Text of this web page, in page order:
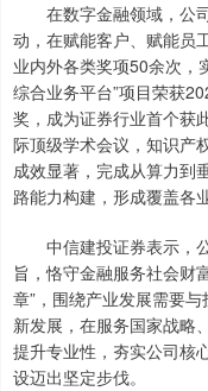
在数字金融领域，公司
动，在赋能客户、赋能员
业内外各类奖项50余次，
综合业务平台”项目荣获
奖，成为证券行业首个获
际顶级学术会议，知识产
成效显著，完成从算力到
路能力构建，形成覆盖各
中信建投证券表示，公
旨，恪守金融服务社会财
章”，围绕产业发展需要
新发展，在服务国家战略
提升专业性，夯实公司核
设迈出坚定步伐。